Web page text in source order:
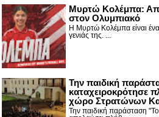
Μυρτώ Κολέμπα:
στον Ολυμπιακό
Η Μυρτώ Κολέμπα είναι
γενιάς της. ...
Την παιδική
καταχειροκρότησε
χώρο Στρατώνων
Την παιδική παράσταση